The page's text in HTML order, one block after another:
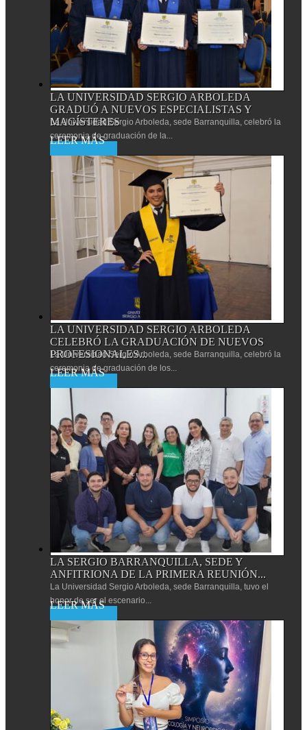
LA UNIVERSIDAD SERGIO ARBOLEDA
GRADUÓ A NUEVOS ESPECIALISTAS Y
MAGÍSTERES
La Universidad Sergio Arboleda, sede Barranquilla, celebró la
ceremonia de graduación de la...
LA UNIVERSIDAD SERGIO ARBOLEDA
CELEBRÓ LA GRADUACIÓN DE NUEVOS
PROFESIONALES...
La Universidad Sergio Arboleda, sede Barranquilla, celebró la
ceremonia de graduación de los...
LA SERGIO BARRANQUILLA, SEDE Y
ANFITRIONA DE LA PRIMERA REUNIÓN...
La Universidad Sergio Arboleda, sede Barranquilla, tuvo el
honor de ser el escenario...